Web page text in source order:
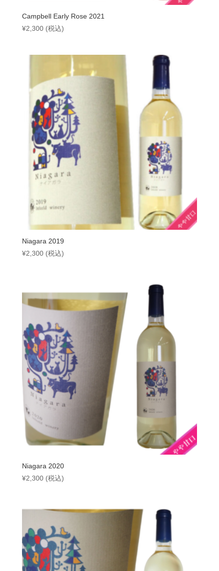
Campbell Early Rose 2021
¥2,300 (税込)
Niagara 2019
¥2,300 (税込)
Niagara 2020
¥2,300 (税込)